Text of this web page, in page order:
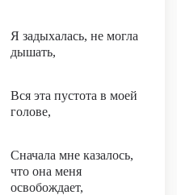
Я задыхалась, не могла
дышать,
Вся эта пустота в моей
голове,
Сначала мне казалось,
что она меня
освобождает,